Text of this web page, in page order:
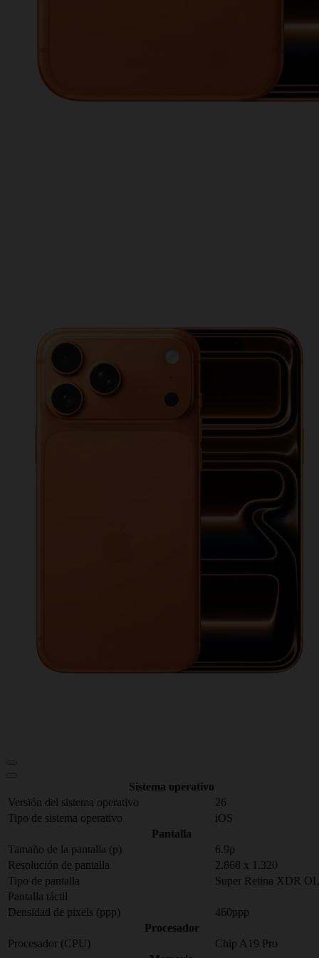
Sistema operativo
Versión del sistema operativo
26
Tipo de sistema operativo
iOS
Pantalla
Tamaño de la pantalla (p)
6.9p
Resolución de pantalla
2.868 x 1.320
Tipo de pantalla
Super Retina XDR
Pantalla táctil
Densidad de pixels (ppp)
460ppp
Procesador
Procesador (CPU)
Chip A19 Pro